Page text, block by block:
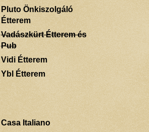
Pluto Önkiszolgáló
Étterem
Vadászkürt Étterem és
Pub
Vidi Étterem
Ybl Étterem
Casa Italiano